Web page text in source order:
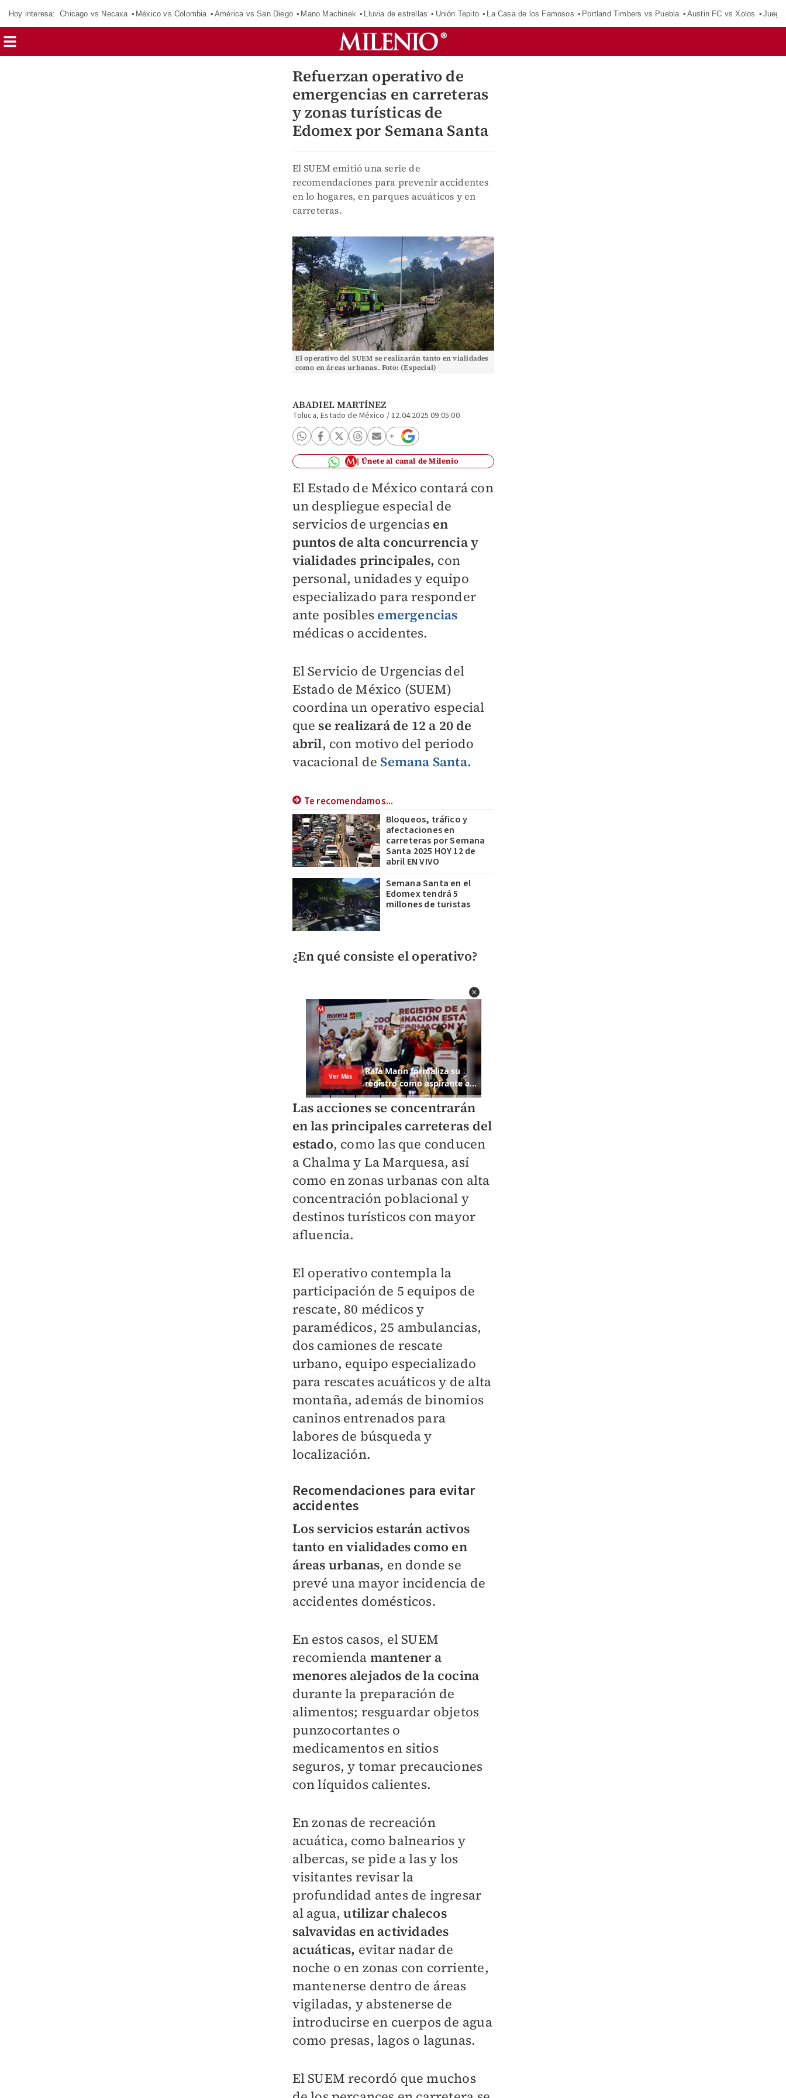
Hoy interesa: Chicago vs Necaxa México vs Colombia América vs San Diego Mano Machinek Lluvia de estrellas Unión Tepito La Casa de los Famosos Portland Timbers vs Puebla Austin FC vs Xolos
Refuerzan operativo de
emergencias en carreteras
y zonas turísticas de
Edomex por Semana Santa
El SUEM emitió una serie de
recomendaciones para prevenir accidentes
en lo hogares, en parques acuáticos y en
carreteras.
El operativo del SUEM se realizarán tanto en vialidades
como en áreas urbanas. Foto: (Especial)
ABADIEL MARTÍNEZ
Toluca, Estado de México /12.04.2025 09:05:00
Únete al canal de Milenio
El Estado de México contará con
un despliegue especial de
servicios de urgencias en
puntos de alta concurrencia y
vialidades principales, con
personal, unidades y equipo
especializado para responder
ante posibles emergencias
médicas o accidentes.
El Servicio de Urgencias del
Estado de México (SUEM)
coordina un operativo especial
que se realizará de 12 a 20 de
abril, con motivo del periodo
vacacional de Semana Santa.
Te recomendamos...
Bloqueos, tráfico y
afectaciones en
carreteras por Semana
Santa 2025 HOY 12 de
abril EN VIVO
Semana Santa en el
Edomex tendrá 5
millones de turistas
¿En qué consiste el operativo?
Las acciones se concentrarán
en las principales carreteras del
estado, como las que conducen
a Chalma y La Marquesa, así
como en zonas urbanas con alta
concentración poblacional y
destinos turísticos con mayor
afluencia.
El operativo contempla la
participación de 5 equipos de
rescate, 80 médicos y
paramédicos, 25 ambulancias,
dos camiones de rescate
urbano, equipo especializado
para rescates acuáticos y de alta
montaña, además de binomios
caninos entrenados para
labores de búsqueda y
localización.
Recomendaciones para evitar
accidentes
Los servicios estarán activos
tanto en vialidades como en
áreas urbanas, en donde se
prevé una mayor incidencia de
accidentes domésticos.
En estos casos, el SUEM
recomienda mantener a
menores alejados de la cocina
durante la preparación de
alimentos; resguardar objetos
punzocortantes o
medicamentos en sitios
seguros, y tomar precauciones
con líquidos calientes.
En zonas de recreación
acuática, como balnearios y
albercas, se pide a las y los
visitantes revisar la
profundidad antes de ingresar
al agua,utilizar chalecos
salvavidas en actividades
acuáticas, evitar nadar de
noche o en zonas con corriente,
mantenerse dentro de áreas
vigiladas, y abstenerse de
introducirse en cuerpos de agua
como presas, lagos o lagunas.
El SUEM recordó que muchos